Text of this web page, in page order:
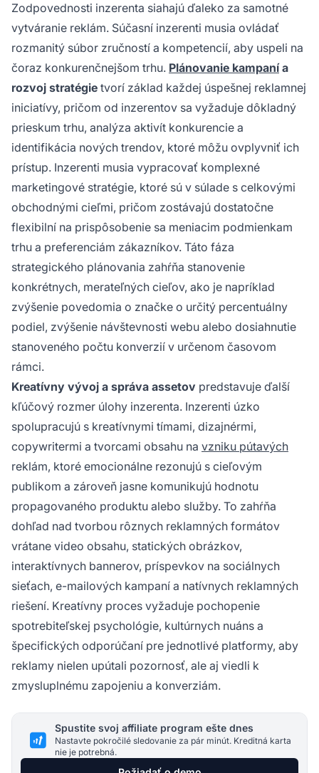
Zodpovednosti inzerenta siahajú ďaleko za samotné
vytváranie reklám. Súčasní inzerenti musia ovládať
rozmanitý súbor zručností a kompetencií, aby uspeli na
čoraz konkurenčnejšom trhu. Plánovanie kampanía
rozvoj stratégie tvorí základ každej úspešnej reklamnej
iniciatívy, pričom od inzerentov sa vyžaduje dôkladný
prieskum trhu, analýza aktivít konkurencie a
identifikácia nových trendov, ktoré môžu ovplyvniť ich
prístup. Inzerenti musia vypracovať komplexné
marketingové stratégie, ktoré sú v súlade s celkovými
obchodnými cieľmi, pričom zostávajú dostatočne
flexibilní na prispôsobenie sa meniacim podmienkam
trhu a preferenciám zákazníkov. Táto fáza
strategického plánovania zahŕňa stanovenie
konkrétnych, merateľných cieľov, ako je napríklad
zvýšenie povedomia o značke o určitý percentuálny
podiel, zvýšenie návštevnosti webu alebo dosiahnutie
stanoveného počtu konverzií v určenom časovom
rámci.
Kreatívny vývoj a správa assetov predstavuje ďalší
kľúčový rozmer úlohy inzerenta. Inzerenti úzko
spolupracujú s kreatívnymi tímami, dizajnérmi,
copywritermi a tvorcami obsahu na vzniku pútavých
reklám, ktoré emocionálne rezonujú s cieľovým
publikom a zároveň jasne komunikujú hodnotu
propagovaného produktu alebo služby. To zahŕňa
dohľad nad tvorbou rôznych reklamných formátov
vrátane video obsahu, statických obrázkov,
interaktívnych bannerov, príspevkov na sociálnych
sieťach, e-mailových kampaní a natívnych reklamných
riešení. Kreatívny proces vyžaduje pochopenie
spotrebiteľskej psychológie, kultúrnych nuáns a
špecifických odporúčaní pre jednotlivé platformy, aby
reklamy nielen upútali pozornosť, ale aj viedli k
zmysluplnému zapojeniu a konverziám.
Spustite svoj affiliate program ešte dnes
Nastavte pokročilé sledovanie za pár minút. Kreditná karta
nie je potrebná.